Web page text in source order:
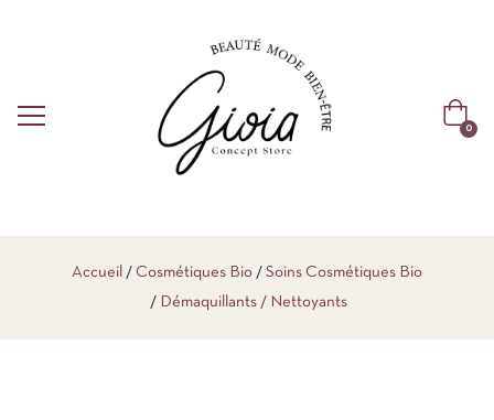
0
Accueil Cosmétiques Bio
Soins Cosmétiques Bio
Démaquillants / Nettoyants